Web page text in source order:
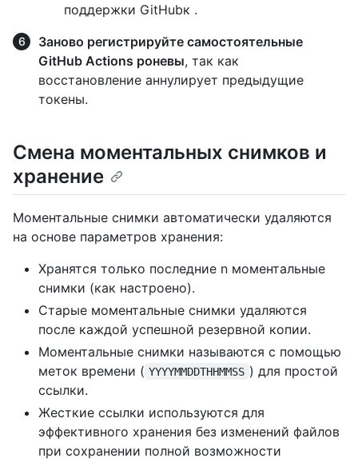
поддержки GitHubк .
Заново регистрируйте самостоятельные
GitHub Actions роневы, так как
восстановление аннулирует предыдущие
токены.
Смена моментальных снимков и
хранение
Моментальные снимки автоматически удаляются
на основе параметров хранения:
Хранятся только последние n моментальные
снимки (как настроено).
Старые моментальные снимки удаляются
после каждой успешной резервной копии.
Моментальные снимки называются с помощью
меток времени ( YYYYMMDDTHHMMSS ) для простой
ссылки.
Жесткие ссылки используются для
эффективного хранения без изменений файлов
при сохранении полной возможности